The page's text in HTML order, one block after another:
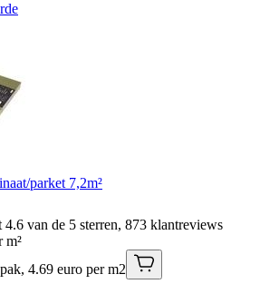
parket 7,2m²
4.6 van de 5 sterren, 873 klantreviews
m²
4.69 euro per m2